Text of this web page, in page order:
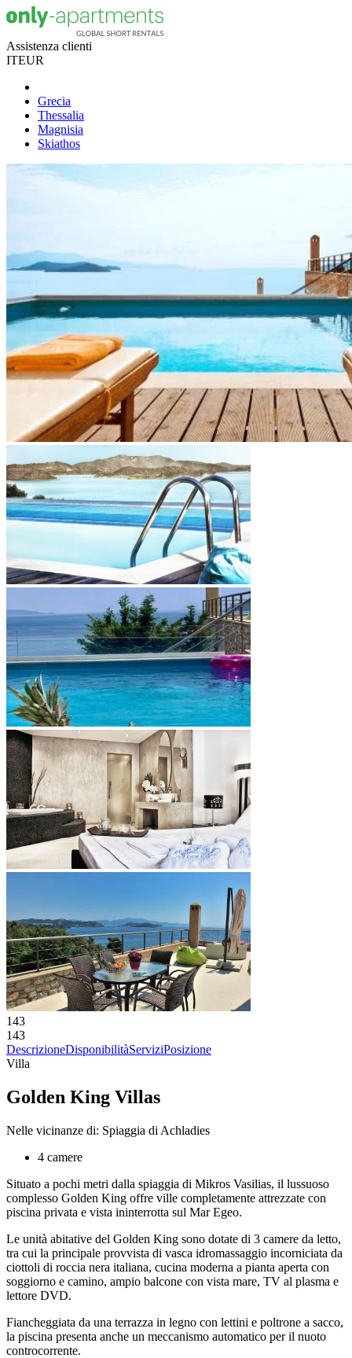
Assistenza clienti
ITEUR
Grecia
Thessalia
Magnisia
Skiathos
143
143
DescrizioneDisponibilitàServiziPosizione
Villa
Golden King Villas
Nelle vicinanze di: Spiaggia di Achladies
4 camere
Situato a pochi metri dalla spiaggia di Mikros Vasilias, il lussuoso
complesso Golden King offre ville completamente attrezzate con
piscina privata e vista ininterrotta sul Mar Egeo.
Le unità abitative del Golden King sono dotate di 3 camere da letto,
tra cui la principale provvista di vasca idromassaggio incorniciata da
ciottoli di roccia nera italiana, cucina moderna a pianta aperta con
soggiorno e camino, ampio balcone con vista mare, TV al plasma e
lettore DVD.
Fiancheggiata da una terrazza in legno con lettini e poltrone a sacco,
la piscina presenta anche un meccanismo automatico per il nuoto
controcorrente.